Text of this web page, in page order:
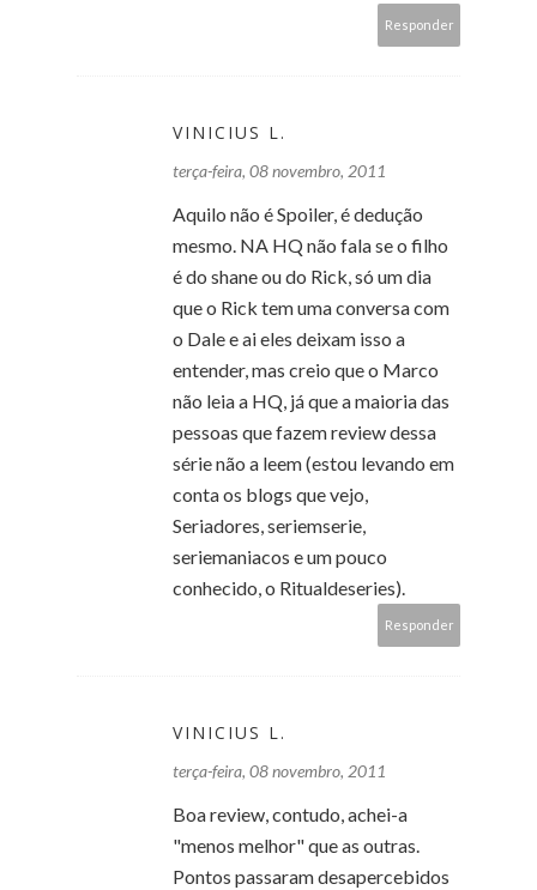
Responder
VINICIUS L.
terça-feira, 08 novembro, 2011
Aquilo não é Spoiler, é dedução
mesmo. NA HQ não fala se o filho
é do shane ou do Rick, só um dia
que o Rick tem uma conversa com
o Dale e ai eles deixam isso a
entender, mas creio que o Marco
não leia a HQ, já que a maioria das
pessoas que fazem review dessa
série não a leem (estou levando em
conta os blogs que vejo,
Seriadores, seriemserie,
seriemaniacos e um pouco
conhecido, o Ritualdeseries).
Responder
VINICIUS L.
terça-feira, 08 novembro, 2011
Boa review, contudo, achei-a
"menos melhor" que as outras.
Pontos passaram desapercebidos